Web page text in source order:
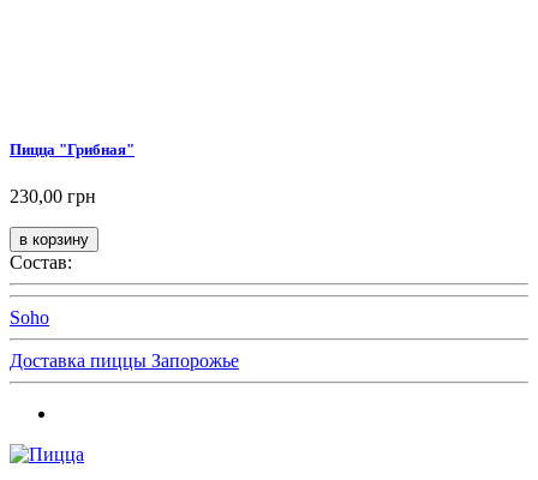
Пицца "Грибная"
230,00 грн
Состав:
Soho
Доставка пиццы Запорожье